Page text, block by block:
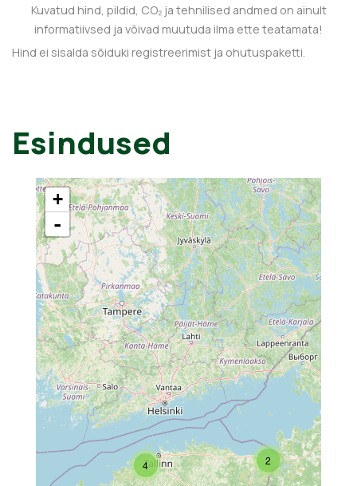
Kuvatud hind, pildid, CO₂ ja tehnilised andmed on ainult
informatiivsed ja võivad muutuda ilma ette teatamata!
Hind ei sisalda sõiduki registreerimist ja ohutuspaketti.
Esindused
2
4
+
-